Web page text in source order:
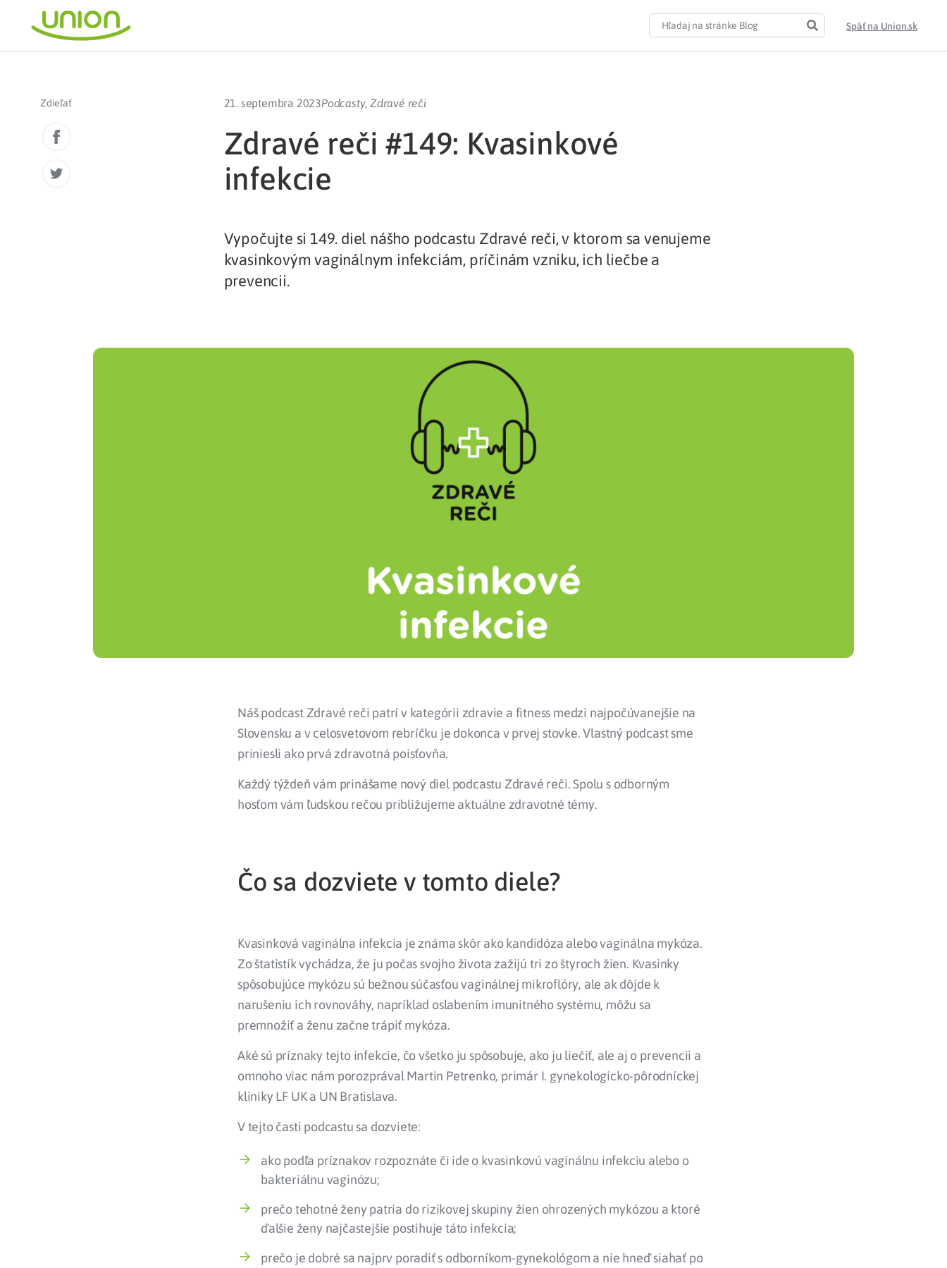
Späť na Union.sk
Zdieľať 21. septembra 2023Podcasty,Zdravé reči
Zdravé reči #149: Kvasinkové
infekcie
Vypočujte si 149. diel nášho podcastu Zdravé reči, v ktorom sa venujeme
kvasinkovým vaginálnym infekciám, príčinám vzniku, ich liečbe a
prevencii.
Náš podcast Zdravé reči patrí v kategórii zdravie a fitness medzi najpočúvanejšie na
Slovensku a v celosvetovom rebríčku je dokonca v prvej stovke. Vlastný podcast sme
priniesli ako prvá zdravotná poisťovňa.
Každý týždeň vám prinášame nový diel podcastu Zdravé reči. Spolu s odborným
hosťom vám ľudskou rečou približujeme aktuálne zdravotné témy.
Čo sa dozviete v tomto diele?
Kvasinková vaginálna infekcia je známa skôr ako kandidóza alebo vaginálna mykóza.
Zo štatistík vychádza, že ju počas svojho života zažijú tri zo štyroch žien. Kvasinky
spôsobujúce mykózu sú bežnou súčasťou vaginálnej mikroflóry, ale ak dôjde k
narušeniu ich rovnováhy, napríklad oslabením imunitného systému, môžu sa
premnožiť a ženu začne trápiť mykóza.
Aké sú príznaky tejto infekcie, čo všetko ju spôsobuje, ako ju liečiť, ale aj o prevencii a
omnoho viac nám porozprával Martin Petrenko, primár I. gynekologicko-pôrodníckej
kliniky LF UK a UN Bratislava.
V tejto časti podcastu sa dozviete:
ako podľa príznakov rozpoznáte či ide o kvasinkovú vaginálnu infekciu alebo o
bakteriálnu vaginózu;
prečo tehotné ženy patria do rizikovej skupiny žien ohrozených mykózou a ktoré
ďalšie ženy najčastejšie postihuje táto infekcia;
prečo je dobré sa najprv poradiť s odborníkom-gynekológom a nie hneď siahať po